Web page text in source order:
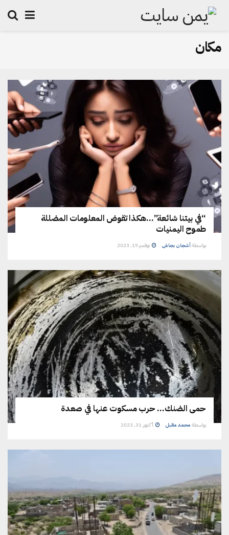
مكان
“في بيتنا شائعة”…هكذا تقوض المعلومات المضللة
طموح اليمنيات
بواسطةأشجان بجاش نوفمبر 19, 2023
حمى الضنك… حرب مسكوت عنها في صعدة
بواسطة محمد مقبل أكتوبر 31, 2023